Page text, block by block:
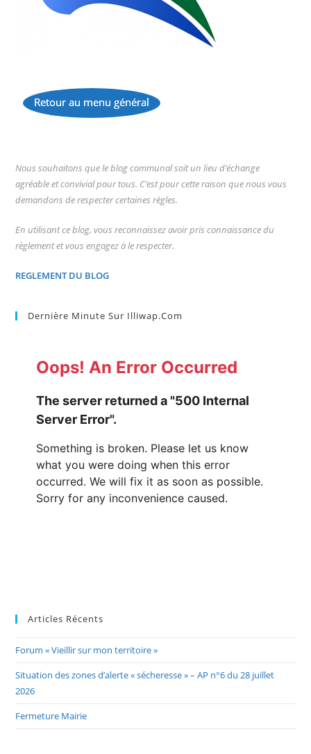
Retour au menu général
...
Nous souhaitons que le blog communal soit un lieu d’échange
agréable et convivial pour tous. C’est pour cette raison que nous vous
demandons de respecter certaines règles.
En utilisant ce blog, vous reconnaissez avoir pris connaissance du
règlement et vous engagez à le respecter.
REGLEMENT DU BLOG
Dernière Minute Sur Illiwap.com
Articles Récents
Forum « Vieillir sur mon territoire »
Situation des zones d’alerte « sécheresse » – AP n°6 du 28 juillet
2026
Fermeture Mairie